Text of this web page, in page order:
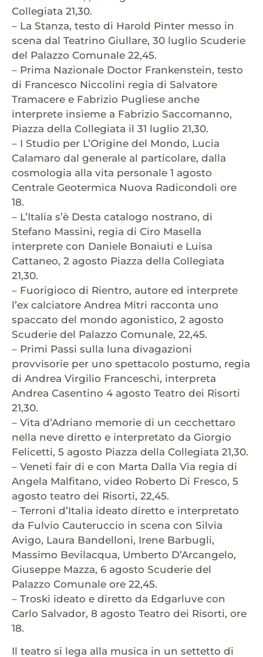
Collegiata 21,30.
– La Stanza, testo di Harold Pinter messo in
scena dal Teatrino Giullare, 30 luglio Scuderie
del Palazzo Comunale 22,45.
– Prima Nazionale Doctor Frankenstein, testo
di Francesco Niccolini regia di Salvatore
Tramacere e Fabrizio Pugliese anche
interprete insieme a Fabrizio Saccomanno,
Piazza della Collegiata il 31 luglio 21,30.
– I Studio per L’Origine del Mondo, Lucia
Calamaro dal generale al particolare, dalla
cosmologia alla vita personale 1 agosto
Centrale Geotermica Nuova Radicondoli ore
18.
– L’Italia s’è Desta catalogo nostrano, di
Stefano Massini, regia di Ciro Masella
interprete con Daniele Bonaiuti e Luisa
Cattaneo, 2 agosto Piazza della Collegiata
21,30.
– Fuorigioco di Rientro, autore ed interprete
l’ex calciatore Andrea Mitri racconta uno
spaccato del mondo agonistico, 2 agosto
Scuderie del Palazzo Comunale, 22,45.
– Primi Passi sulla luna divagazioni
provvisorie per uno spettacolo postumo, regia
di Andrea Virgilio Franceschi, interpreta
Andrea Casentino 4 agosto Teatro dei Risorti
21,30.
– Vita d’Adriano memorie di un cecchettaro
nella neve diretto e interpretato da Giorgio
Felicetti, 5 agosto Piazza della Collegiata 21,30.
– Veneti fair di e con Marta Dalla Via regia di
Angela Malfitano, video Roberto Di Fresco, 5
agosto teatro dei Risorti, 22,45.
– Terroni d’Italia ideato diretto e interpretato
da Fulvio Cauteruccio in scena con Silvia
Avigo, Laura Bandelloni, Irene Barbugli,
Massimo Bevilacqua, Umberto D’Arcangelo,
Giuseppe Mazza, 6 agosto Scuderie del
Palazzo Comunale ore 22,45.
– Troski ideato e diretto da Edgarluve con
Carlo Salvador, 8 agosto Teatro dei Risorti, ore
18.
Il teatro si lega alla musica in un settetto di